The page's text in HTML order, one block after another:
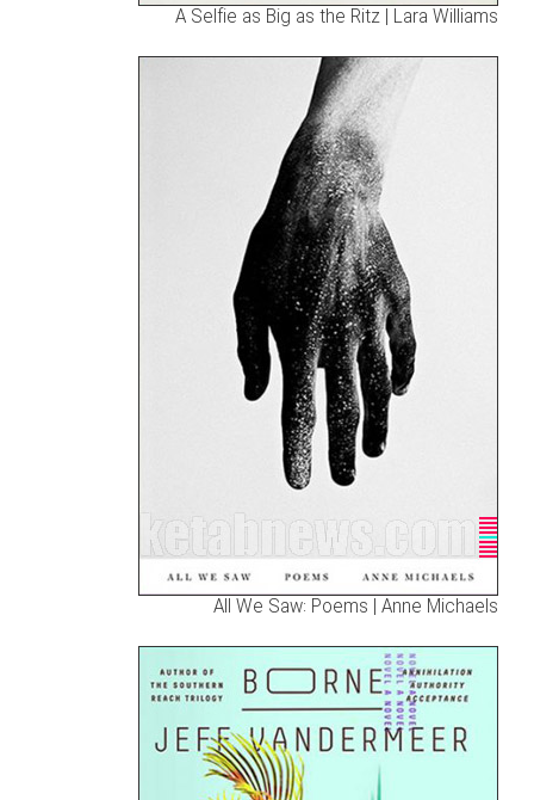
A Selfie as Big as the Ritz | Lara Williams
All We Saw: Poems | Anne Michaels